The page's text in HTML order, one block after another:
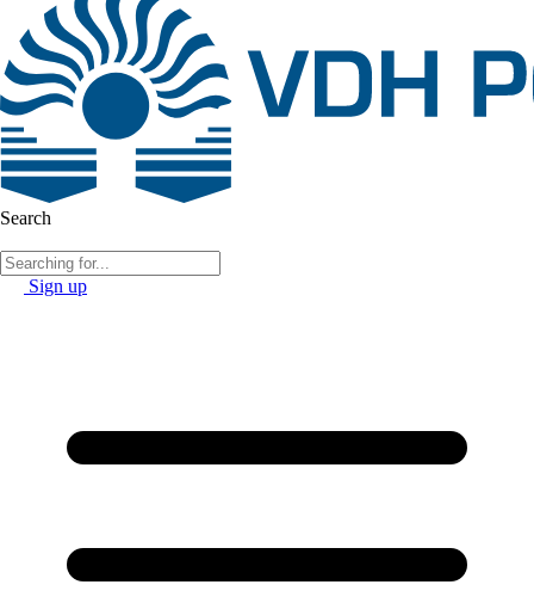
Search
Sign up